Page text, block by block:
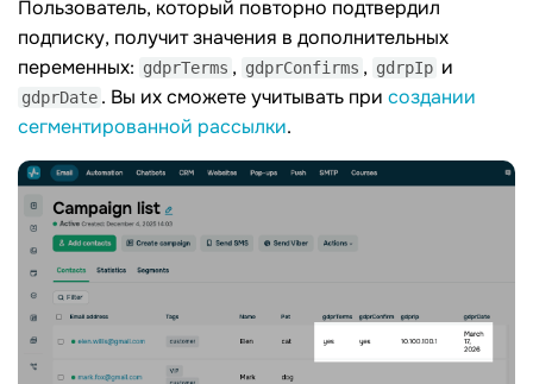
Пользователь, который повторно подтвердил
подписку, получит значения в дополнительных
переменных: gdprTerms , gdprConfirms , gdrpIp и
gdprDate . Вы их сможете учитывать при создании
сегментированной рассылки.